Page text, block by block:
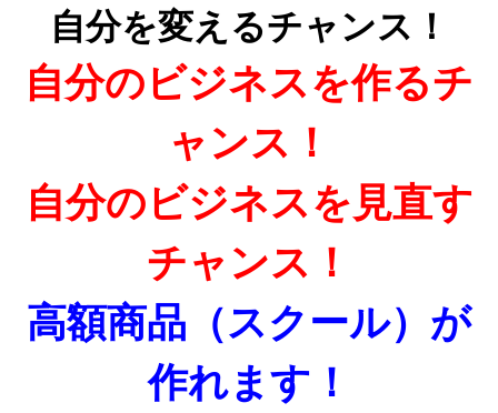
自分を変えるチャンス！
自分のビジネスを作るチ
ャンス！
自分のビジネスを見直す
チャンス！
高額商品（スクール）が
作れます！